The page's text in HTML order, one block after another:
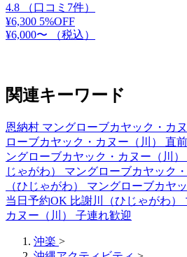
4.8
（口コミ7件）
¥6,300 5%OFF
¥6,000〜
（税込）
関連キーワード
恩納村 マングローブカヤック・カ
ローブカヤック・カヌー（川） 直
ングローブカヤック・カヌー（川
じゃがわ） マングローブカヤック
（ひじゃがわ） マングローブカヤ
当日予約OK 比謝川（ひじゃがわ）
カヌー（川） 子連れ歓迎
沖楽 >